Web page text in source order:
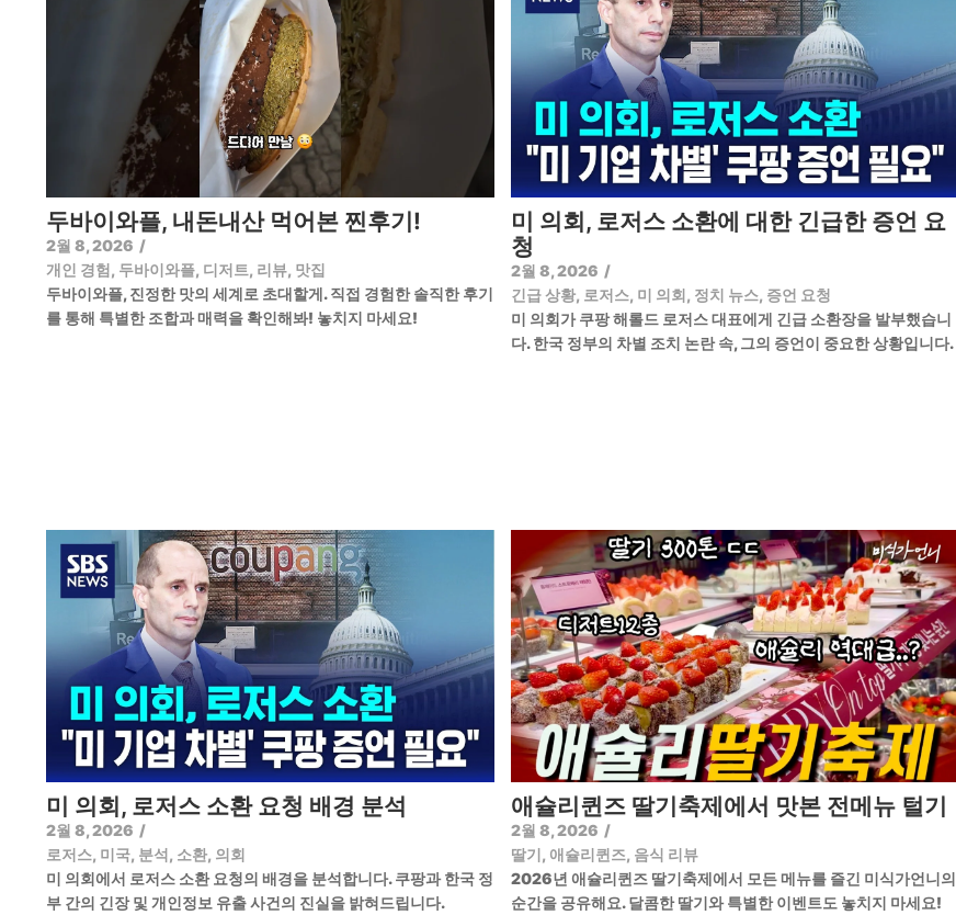
두바이와플, 내돈내산 먹어본 찐후기!
2월 8, 2026 /
개인 경험, 두바이와플, 디저트, 리뷰, 맛집
두바이와플, 진정한 맛의 세계로 초대할게. 직접 경험한 솔직한 후기
를 통해 특별한 조합과 매력을 확인해봐! 놓치지 마세요!
미 의회, 로저스 소환에 대한 긴급한 증언 요
청
2월 8, 2026 /
긴급 상황, 로저스, 미 의회, 정치 뉴스, 증언 요청
미 의회가 쿠팡 해롤드 로저스 대표에게 긴급 소환장을 발부했습니
다. 한국 정부의 차별 조치 논란 속, 그의 증언이 중요한 상황입니다.
미 의회, 로저스 소환 요청 배경 분석
2월 8, 2026 /
로저스, 미국, 분석, 소환, 의회
미 의회에서 로저스 소환 요청의 배경을 분석합니다. 쿠팡과 한국 정
부 간의 긴장 및 개인정보 유출 사건의 진실을 밝혀드립니다.
애슐리퀸즈 딸기축제에서 맛본 전메뉴 털기
2월 8, 2026 /
딸기, 애슐리퀸즈, 음식 리뷰
2026년 애슐리퀸즈 딸기축제에서 모든 메뉴를 즐긴 미식가언니의
순간을 공유해요. 달콤한 딸기와 특별한 이벤트도 놓치지 마세요!